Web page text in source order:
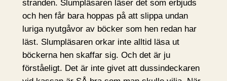
stranden. Slumpläsaren läser det som erbjuds
och hen får bara hoppas på att slippa undan
luriga nyutgåvor av böcker som hen redan har
läst. Slumpläsaren orkar inte alltid läsa ut
böckerna hen skaffar sig. Och det är ju
förståeligt. Det är inte givet att dussindeckaren